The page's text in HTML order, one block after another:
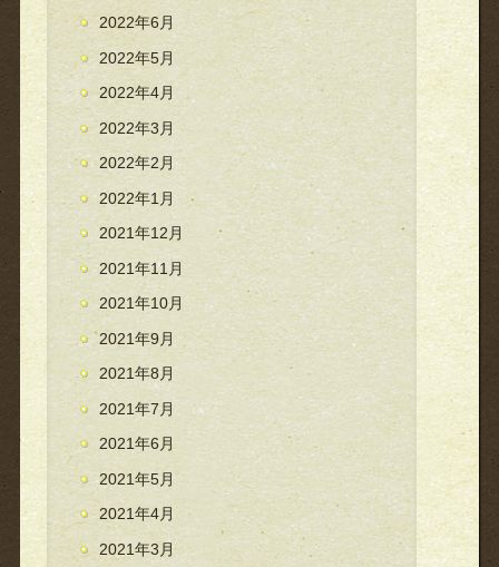
2022年6月
2022年5月
2022年4月
2022年3月
2022年2月
2022年1月
2021年12月
2021年11月
2021年10月
2021年9月
2021年8月
2021年7月
2021年6月
2021年5月
2021年4月
2021年3月